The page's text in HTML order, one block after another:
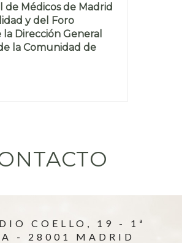
de Médicos de Madrid
y del Foro
Dirección General
la Comunidad de
COELLO, 19 - 1ª
- 28001 MADRID